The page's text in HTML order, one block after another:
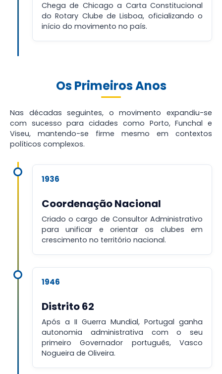
Chega de Chicago a Carta Constitucional
do Rotary Clube de Lisboa, oficializando o
início do movimento no país.
Os Primeiros Anos
Nas décadas seguintes, o movimento expandiu-se
com sucesso para cidades como Porto, Funchal e
Viseu, mantendo-se firme mesmo em contextos
políticos complexos.
1936
Coordenação Nacional
Criado o cargo de Consultor Administrativo
para unificar e orientar os clubes em
crescimento no território nacional.
1946
Distrito 62
Após a II Guerra Mundial, Portugal ganha
autonomia administrativa com o seu
primeiro Governador português, Vasco
Nogueira de Oliveira.